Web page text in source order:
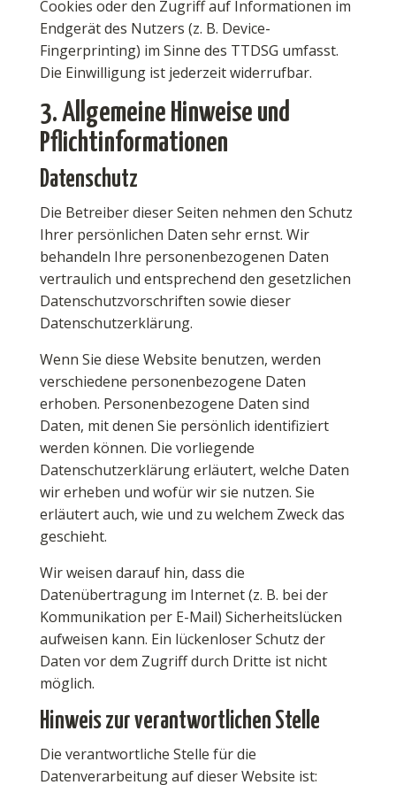
Cookies oder den Zugriff auf Informationen im
Endgerät des Nutzers (z. B. Device-
Fingerprinting) im Sinne des TTDSG umfasst.
Die Einwilligung ist jederzeit widerrufbar.
3. Allgemeine Hinweise und
Pflicht­informationen
Datenschutz
Die Betreiber dieser Seiten nehmen den Schutz
Ihrer persönlichen Daten sehr ernst. Wir
behandeln Ihre personenbezogenen Daten
vertraulich und entsprechend den gesetzlichen
Datenschutzvorschriften sowie dieser
Datenschutzerklärung.
Wenn Sie diese Website benutzen, werden
verschiedene personenbezogene Daten
erhoben. Personenbezogene Daten sind
Daten, mit denen Sie persönlich identifiziert
werden können. Die vorliegende
Datenschutzerklärung erläutert, welche Daten
wir erheben und wofür wir sie nutzen. Sie
erläutert auch, wie und zu welchem Zweck das
geschieht.
Wir weisen darauf hin, dass die
Datenübertragung im Internet (z. B. bei der
Kommunikation per E-Mail) Sicherheitslücken
aufweisen kann. Ein lückenloser Schutz der
Daten vor dem Zugriff durch Dritte ist nicht
möglich.
Hinweis zur verantwortlichen Stelle
Die verantwortliche Stelle für die
Datenverarbeitung auf dieser Website ist: